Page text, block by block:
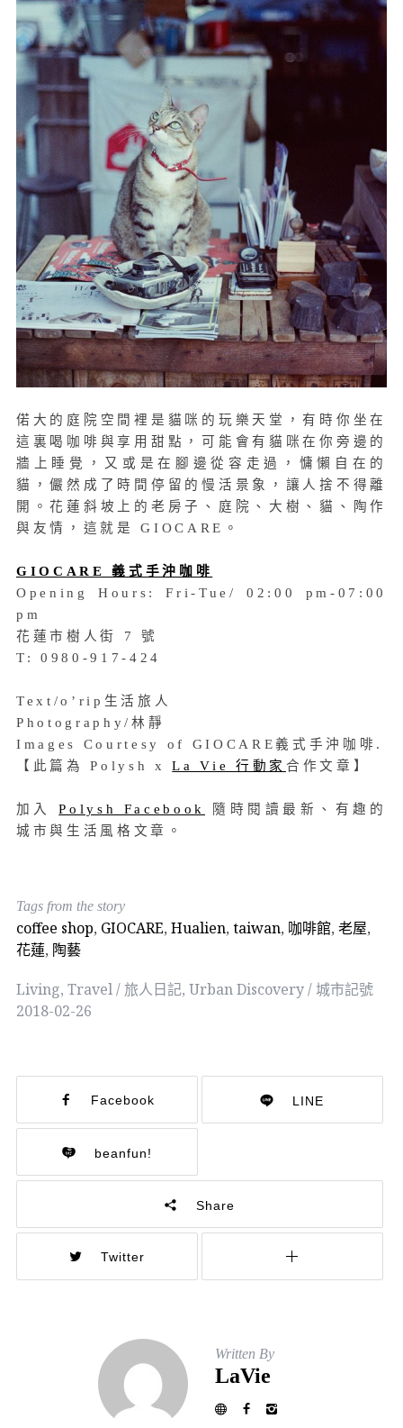
偌大的庭院空間裡是貓咪的玩樂天堂，有時你坐在
這裏喝咖啡與享用甜點，可能會有貓咪在你旁邊的
牆上睡覺，又或是在腳邊從容走過，慵懶自在的
貓，儼然成了時間停留的慢活景象，讓人捨不得離
開。花蓮斜坡上的老房子、庭院、大樹、貓、陶作
與友情，這就是 GIOCARE。
GIOCARE 義式手沖咖啡
Opening Hours: Fri-Tue/ 02:00 pm-07:00
pm
花蓮市樹人街 7 號
T: 0980-917-424
Text/o’rip生活旅人
Photography/林靜
Images Courtesy of GIOCARE義式手沖咖啡.
【此篇為 Polysh xLa Vie 行動家 合作文章】
加入Polysh Facebook
隨時閱讀最新、有趣的
城市與生活風格文章。
Tags from the story
coffee shop, GIOCARE, Hualien, taiwan, 咖啡館, 老屋,
花蓮, 陶藝
Living, Travel / 旅人日記, Urban Discovery / 城市記號
2018-02-26
Facebook LINE
beanfun!
Share
Twitter
Written By
LaVie